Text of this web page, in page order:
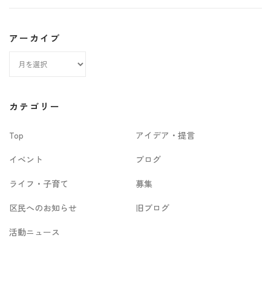
アーカイブ
カ
ブ
カテゴリー
Top
アイデア・提言
イベント
ブログ
ライフ・子育て
募集
区民へのお知らせ
旧ブログ
活動ニュース